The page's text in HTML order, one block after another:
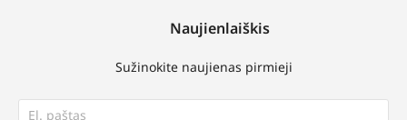
Naujienlaiškis
Sužinokite naujienas pirmieji